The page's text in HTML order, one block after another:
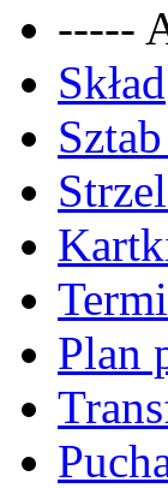
-----
Skład
Plan